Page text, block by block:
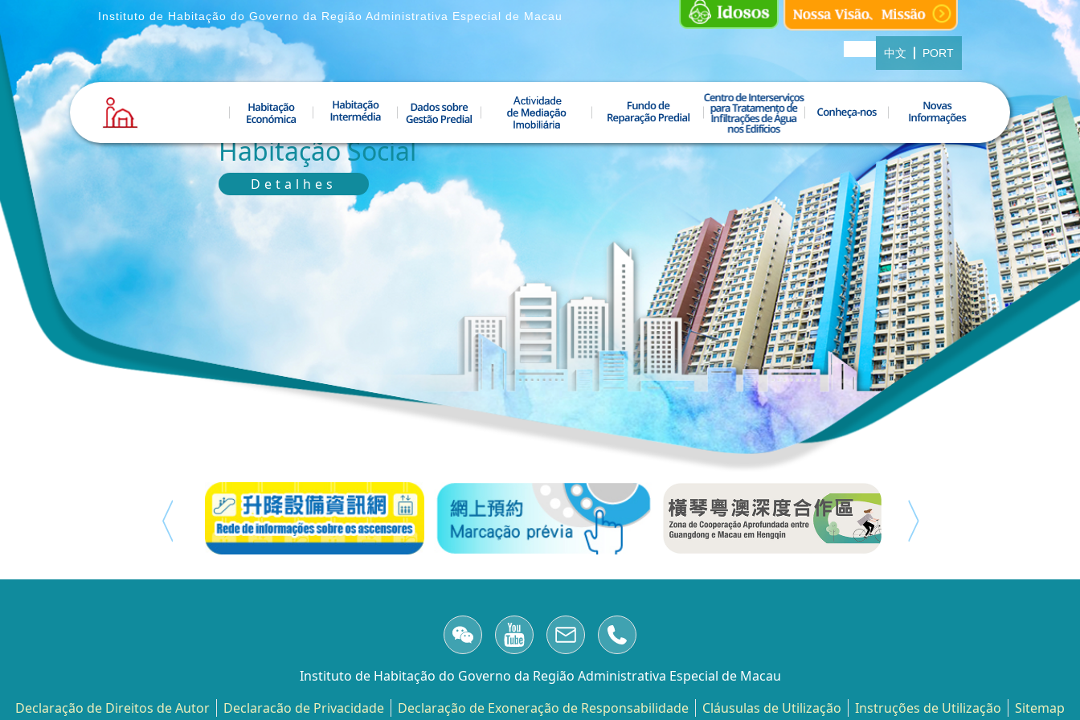
Instituto de Habitação do Governo da Região Administrativa Especial de Macau
中文 PORT
Habitação Social
Detalhes
Instituto de Habitação do Governo da Região Administrativa Especial de Macau
Declaração de Direitos de Autor
Declaracão de Privacidade Declaração de Exoneração de Responsabilidade Cláusulas de Utilização Instruções de Utilização Sitemap